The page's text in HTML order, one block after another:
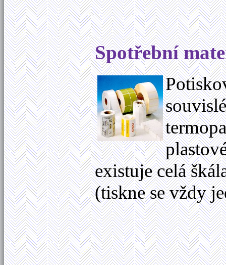
Spotřební
existuje celá
(tiskne se vždy